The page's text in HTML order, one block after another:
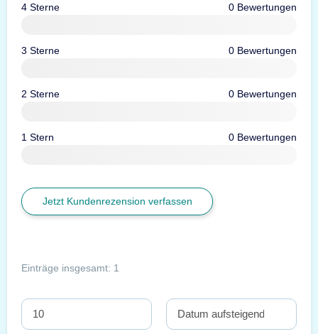
4 Sterne 0 Bewertungen
3 Sterne 0 Bewertungen
2 Sterne 0 Bewertungen
1 Stern 0 Bewertungen
Jetzt Kundenrezension verfassen
Einträge insgesamt: 1